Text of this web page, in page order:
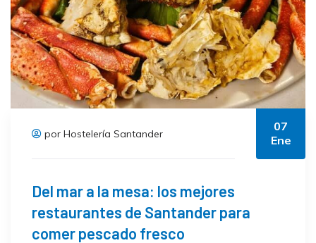
por Hostelería Santander
07
Ene
Del mar a la mesa: los mejores
restaurantes de Santander para
comer pescado fresco